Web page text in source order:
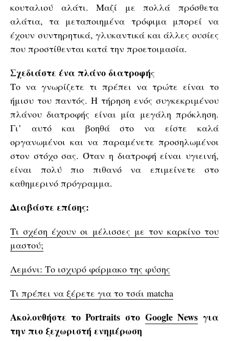
κουταλιού αλάτι. Μαζί με πολλά πρόσθετα
αλάτια, τα μεταποιημένα τρόφιμα μπορεί να
έχουν συντηρητικά, γλυκαντικά και άλλες ουσίες
που προστίθενται κατά την προετοιμασία.
Σχεδιάστε ένα πλάνο διατροφής
Το να γνωρίζετε τι πρέπει να τρώτε είναι το
ήμισυ του παντός. Η τήρηση ενός συγκεκριμένου
πλάνου διατροφής είναι μία μεγάλη πρόκληση.
Γι’ αυτό και βοηθά στο να είστε καλά
οργανωμένοι και να παραμένετε προσηλωμένοι
στον στόχο σας. Όταν η διατροφή είναι υγιεινή,
είναι πολύ πιο πιθανό να επιμείνετε στο
καθημερινό πρόγραμμα.
Διαβάστε επίσης:
Τι σχέση έχουν οι μέλισσες με τον καρκίνο του
μαστού;
Λεμόνι: Το ισχυρό φάρμακο της φύσης
Τι πρέπει να ξέρετε για το τσάι matcha
Ακολουθήστε το Portraits στο Google Newsγια
την πιο ξεχωριστή ενημέρωση